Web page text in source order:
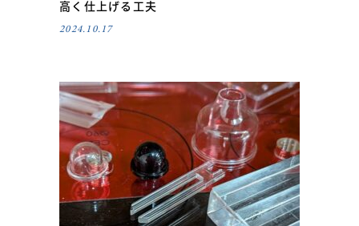
高く仕上げる工夫
2024.10.17